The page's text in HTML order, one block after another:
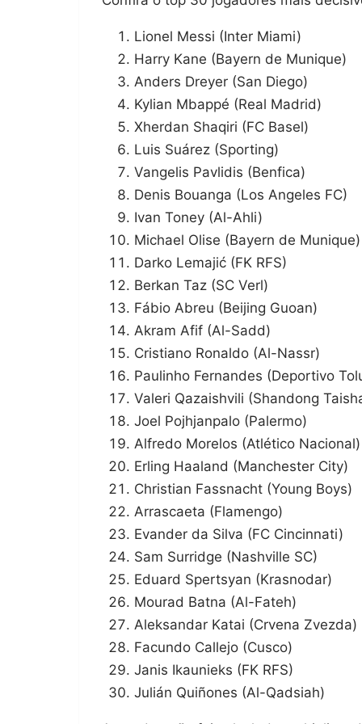
Lionel Messi (Inter Miami)
Harry Kane (Bayern de Munique)
Anders Dreyer (San Diego)
Kylian Mbappé (Real Madrid)
Xherdan Shaqiri (FC Basel)
Luis Suárez (Sporting)
Vangelis Pavlidis (Benfica)
Denis Bouanga (Los Angeles FC)
Ivan Toney (Al-Ahli)
Michael Olise (Bayern de Munique)
Darko Lemajić (FK RFS)
Berkan Taz (SC Verl)
Fábio Abreu (Beijing Guoan)
Akram Afif (Al-Sadd)
Cristiano Ronaldo (Al-Nassr)
Paulinho Fernandes (Deportivo
Valeri Qazaishvili (Shandong
Joel Pojhjanpalo (Palermo)
Alfredo Morelos (Atlético Nacional)
Erling Haaland (Manchester City)
Christian Fassnacht (Young Boys)
Arrascaeta (Flamengo)
Evander da Silva (FC Cincinnati)
Sam Surridge (Nashville SC)
Eduard Spertsyan (Krasnodar)
Mourad Batna (Al-Fateh)
Aleksandar Katai (Crvena Zvezda)
Facundo Callejo (Cusco)
Janis Ikaunieks (FK RFS)
Julián Quiñones (Al-Qadsiah)